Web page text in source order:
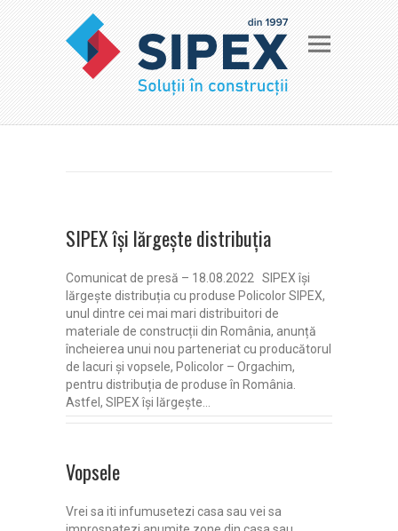
SIPEX își lărgește distribuția
Comunicat de presă – 18.08.2022 SIPEX își
lărgește distribuția cu produse Policolor SIPEX,
unul dintre cei mai mari distribuitori de
materiale de construcții din România, anunță
încheierea unui nou parteneriat cu producătorul
de lacuri și vopsele, Policolor – Orgachim,
pentru distribuția de produse în România.
Astfel, SIPEX își lărgește…
Vopsele
Vrei sa iti infumusetezi casa sau vei sa